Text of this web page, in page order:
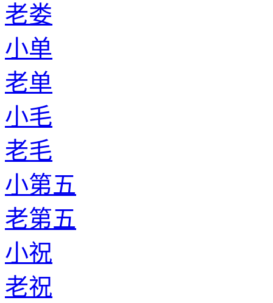
老娄
小单
老单
小毛
老毛
小第五
老第五
小祝
老祝